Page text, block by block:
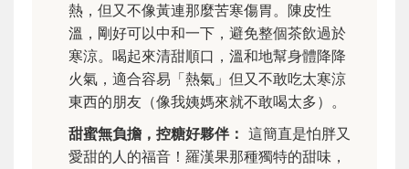
熱，但又不像黃連那麼苦寒傷胃。陳皮性
溫，剛好可以中和一下，避免整個茶飲過於
寒涼。喝起來清甜順口，溫和地幫身體降降
火氣，適合容易「熱氣」但又不敢吃太寒涼
東西的朋友（像我姨媽來就不敢喝太多）。
甜蜜無負擔，控糖好夥伴： 這簡直是怕胖又
愛甜的人的福音！羅漢果那種獨特的甜味，